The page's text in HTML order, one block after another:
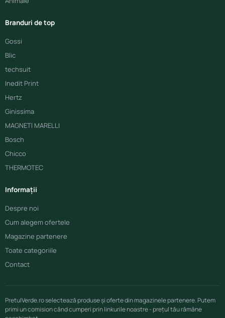
Branduri de top
Gossi
Blic
techsuit
Inedit Print
Hertz
Ginissima
MAGNETI MARELLI
Bosch
Chicco
THERMOTEC
Informații
Despre noi
Cum alegem ofertele
Magazine partenere
Toate categoriile
Contact
PretulVerde.ro selectează produse și oferte din magazinele partenere. Putem
primi un comision când cumperi prin linkurile noastre - prețul tău rămâne